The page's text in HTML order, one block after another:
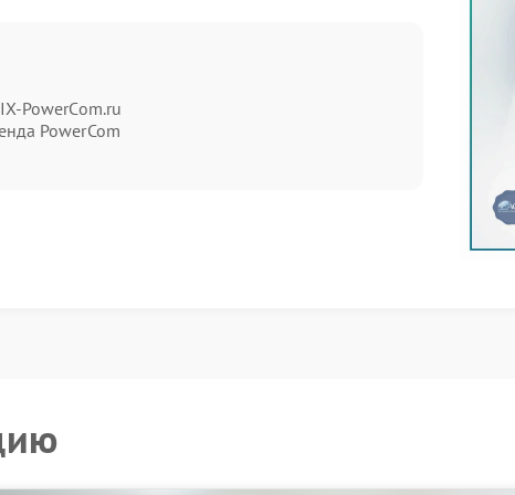
восстановления нормальной работы системы
позволяет определить проблему и
PowerCom.ru
PowerCom